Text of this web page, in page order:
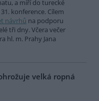
a míří do turecké
konference. Cílem
návrhů na podporu
tři dny. Včera večer
hl. m. Prahy Jana
velká ropná